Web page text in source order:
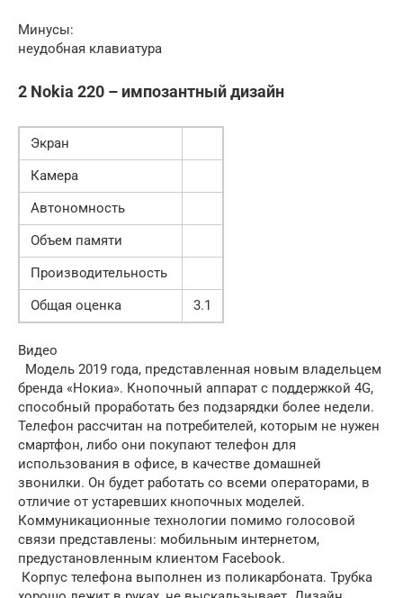
Минусы:
неудобная клавиатура
2 Nokia 220 – импозантный дизайн
Экран
Камера
Автономность
Объем памяти
Производительность
Общая оценка
3.1
Видео
Модель 2019 года, представленная новым владельцем
бренда «Нокиа». Кнопочный аппарат с поддержкой 4G,
способный проработать без подзарядки более недели.
Телефон рассчитан на потребителей, которым не нужен
смартфон, либо они покупают телефон для
использования в офисе, в качестве домашней
звонилки. Он будет работать со всеми операторами, в
отличие от устаревших кнопочных моделей.
Коммуникационные технологии помимо голосовой
связи представлены: мобильным интернетом,
предустановленным клиентом Facebook.
Корпус телефона выполнен из поликарбоната. Трубка